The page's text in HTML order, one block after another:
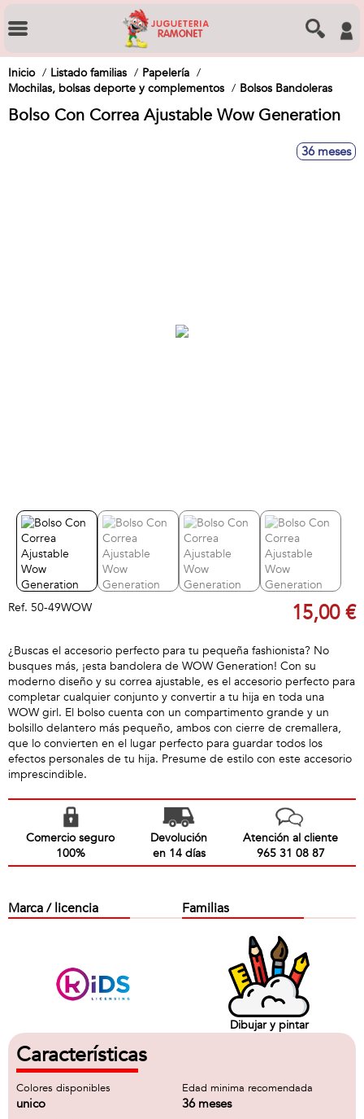
Inicio Listado familias
Papelería
Mochilas, bolsas deporte y complementos
Bolsos Bandoleras
Bolso Con Correa Ajustable Wow Generation
36 meses
Ref. 50-49WOW 15,00 €
¿Buscas el accesorio perfecto para tu pequeña fashionista? No
busques más, ¡esta bandolera de WOW Generation! Con su
moderno diseño y su correa ajustable, es el accesorio perfecto para
completar cualquier conjunto y convertir a tu hija en toda una
WOW girl. El bolso cuenta con un compartimento grande y un
bolsillo delantero más pequeño, ambos con cierre de cremallera,
que lo convierten en el lugar perfecto para guardar todos los
efectos personales de tu hija. Presume de estilo con este accesorio
imprescindible.
Comercio seguro
100%
Devolución
en 14 días
Atención al cliente
965 31 08 87
Marca / licencia Familias
Dibujar y pintar
Características
Colores disponibles
unico
Edad minima recomendada
36 meses